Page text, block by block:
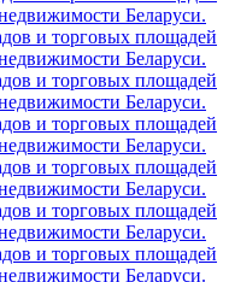
Беларуси.
и торговых площадей
Беларуси.
и торговых площадей
Беларуси.
и торговых площадей
Беларуси.
и торговых площадей
Беларуси.
и торговых площадей
Беларуси.
и торговых площадей
Беларуси.